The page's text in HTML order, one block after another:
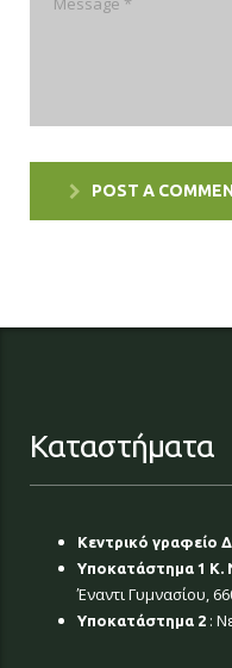
POST A
Καταστήματα
Κεντρικό γραφείο
Υποκατάστημα 1 Κ.
Έναντι Γυμνασίου,
Υποκατάστημα 2 :